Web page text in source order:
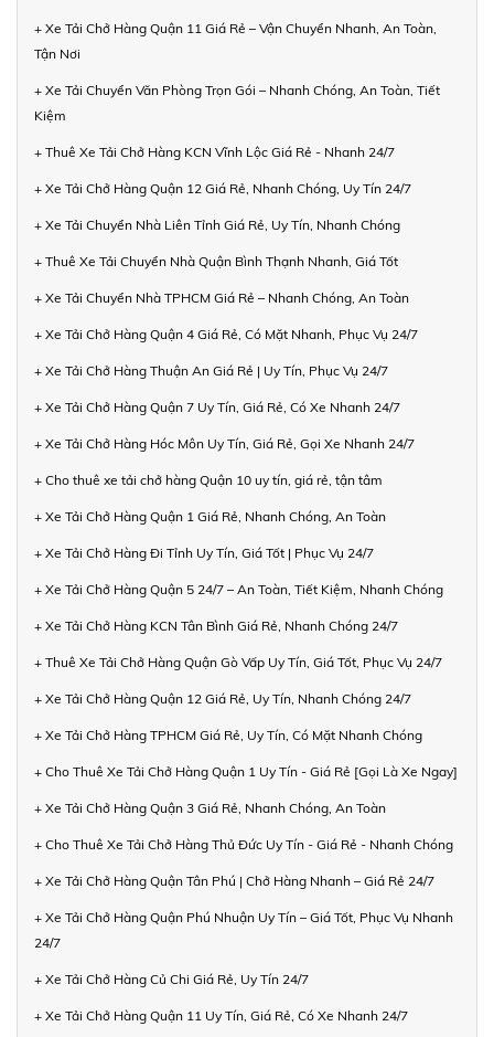
+ Xe Tải Chở Hàng Quận 11 Giá Rẻ – Vận Chuyển Nhanh, An Toàn,
Tận Nơi
+ Xe Tải Chuyển Văn Phòng Trọn Gói – Nhanh Chóng, An Toàn, Tiết
Kiệm
+ Thuê Xe Tải Chở Hàng KCN Vĩnh Lộc Giá Rẻ - Nhanh 24/7
+ Xe Tải Chở Hàng Quận 12 Giá Rẻ, Nhanh Chóng, Uy Tín 24/7
+ Xe Tải Chuyển Nhà Liên Tỉnh Giá Rẻ, Uy Tín, Nhanh Chóng
+ Thuê Xe Tải Chuyển Nhà Quận Bình Thạnh Nhanh, Giá Tốt
+ Xe Tải Chuyển Nhà TPHCM Giá Rẻ – Nhanh Chóng, An Toàn
+ Xe Tải Chở Hàng Quận 4 Giá Rẻ, Có Mặt Nhanh, Phục Vụ 24/7
+ Xe Tải Chở Hàng Thuận An Giá Rẻ | Uy Tín, Phục Vụ 24/7
+ Xe Tải Chở Hàng Quận 7 Uy Tín, Giá Rẻ, Có Xe Nhanh 24/7
+ Xe Tải Chở Hàng Hóc Môn Uy Tín, Giá Rẻ, Gọi Xe Nhanh 24/7
+ Cho thuê xe tải chở hàng Quận 10 uy tín, giá rẻ, tận tâm
+ Xe Tải Chở Hàng Quận 1 Giá Rẻ, Nhanh Chóng, An Toàn
+ Xe Tải Chở Hàng Đi Tỉnh Uy Tín, Giá Tốt | Phục Vụ 24/7
+ Xe Tải Chở Hàng Quận 5 24/7 – An Toàn, Tiết Kiệm, Nhanh Chóng
+ Xe Tải Chở Hàng KCN Tân Bình Giá Rẻ, Nhanh Chóng 24/7
+ Thuê Xe Tải Chở Hàng Quận Gò Vấp Uy Tín, Giá Tốt, Phục Vụ 24/7
+ Xe Tải Chở Hàng Quận 12 Giá Rẻ, Uy Tín, Nhanh Chóng 24/7
+ Xe Tải Chở Hàng TPHCM Giá Rẻ, Uy Tín, Có Mặt Nhanh Chóng
+ Cho Thuê Xe Tải Chở Hàng Quận 1 Uy Tín - Giá Rẻ [Gọi Là Xe Ngay]
+ Xe Tải Chở Hàng Quận 3 Giá Rẻ, Nhanh Chóng, An Toàn
+ Cho Thuê Xe Tải Chở Hàng Thủ Đức Uy Tín - Giá Rẻ - Nhanh Chóng
+ Xe Tải Chở Hàng Quận Tân Phú | Chở Hàng Nhanh – Giá Rẻ 24/7
+ Xe Tải Chở Hàng Quận Phú Nhuận Uy Tín – Giá Tốt, Phục Vụ Nhanh
24/7
+ Xe Tải Chở Hàng Củ Chi Giá Rẻ, Uy Tín 24/7
+ Xe Tải Chở Hàng Quận 11 Uy Tín, Giá Rẻ, Có Xe Nhanh 24/7